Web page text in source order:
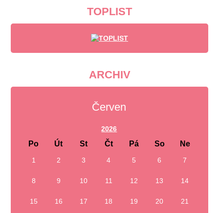
TOPLIST
ARCHIV
Červen
2026
Po Út St Čt Pá So Ne
1 2 3 4 5 6 7
8 9 10 11 12 13 14
15 16 17 18 19 20 21